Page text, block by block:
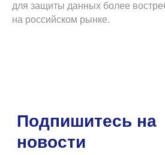
для защиты данных более
на российском рынке.
Подписаться